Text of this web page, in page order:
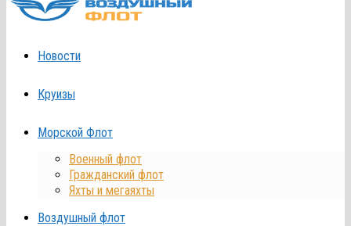
Новости
Круизы
Морской Флот
Военный флот
Гражданский флот
Яхты и мегаяхты
Воздушный флот